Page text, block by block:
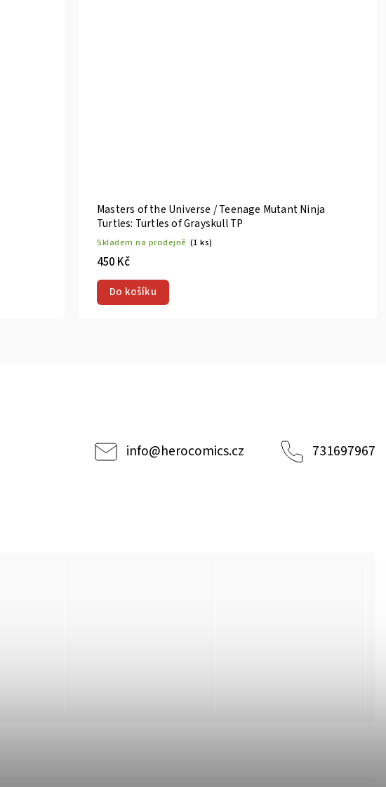
Masters of the Universe / Teenage Mutant Ninja
Turtles: Turtles of Grayskull TP
Skladem na prodejně (1 ks)
450 Kč
Do košíku
info@herocomics.cz 731697967